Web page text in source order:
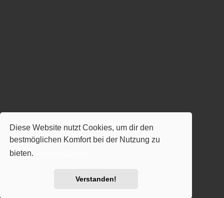
Diese Website nutzt Cookies, um dir den
bestmöglichen Komfort bei der Nutzung zu
bieten.
Verstanden!